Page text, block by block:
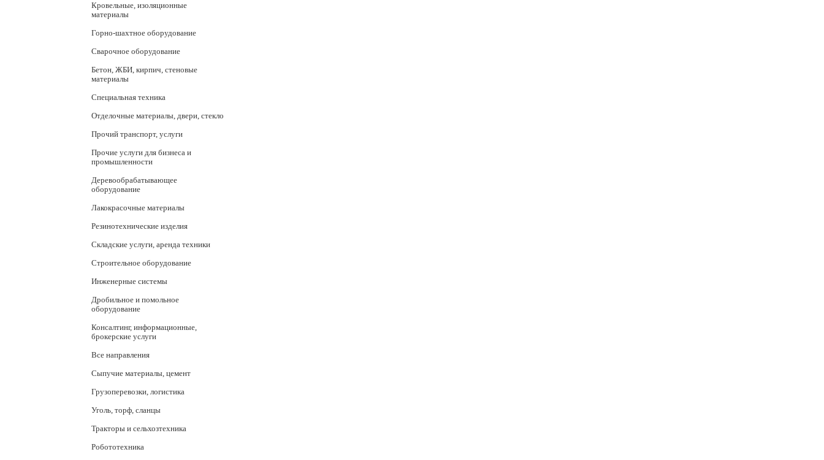
Кровельные, изоляционные
материалы
Горно-шахтное оборудование
Сварочное оборудование
Бетон, ЖБИ, кирпич, стеновые
материалы
Специальная техника
Отделочные материалы, двери, стекло
Прочий транспорт, услуги
Прочие услуги для бизнеса и
промышленности
Деревообрабатывающее
оборудование
Лакокрасочные материалы
Резинотехнические изделия
Складские услуги, аренда техники
Строительное оборудование
Инженерные системы
Дробильное и помольное
оборудование
Консалтинг, информационные,
брокерские услуги
Все направления
Сыпучие материалы, цемент
Грузоперевозки, логистика
Уголь, торф, сланцы
Тракторы и сельхозтехника
Робототехника